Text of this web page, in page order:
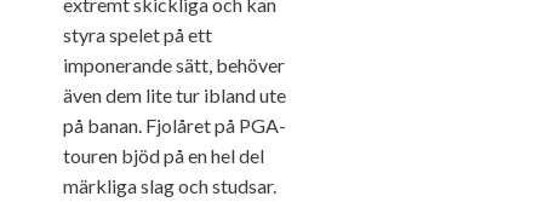
styra spelet på ett
imponerande sätt, behöver
även dem lite tur ibland ute
på banan. Fjolåret på PGA-
touren bjöd på en hel del
märkliga slag och studsar.